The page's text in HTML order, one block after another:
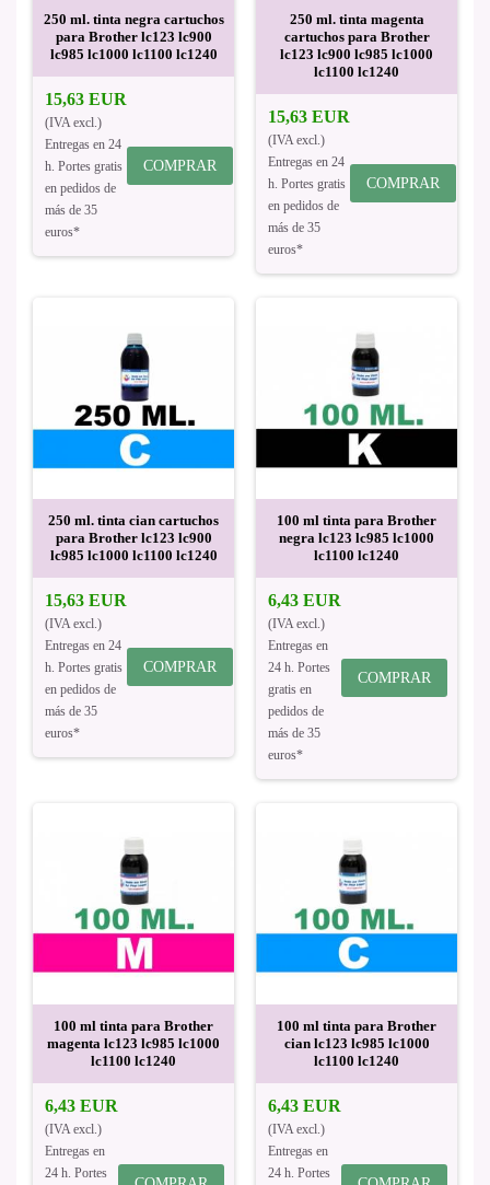
250 ml. tinta negra cartuchos
para Brother lc123 lc900
lc985 lc1000 lc1100 lc1240
15,63 EUR
(IVA excl.)
Entregas en 24
h. Portes gratis
en pedidos de
más de 35
euros*
COMPRAR
250 ml. tinta magenta
cartuchos para Brother
lc123 lc900 lc985 lc1000
lc1100 lc1240
15,63 EUR
(IVA excl.)
Entregas en 24
h. Portes gratis
en pedidos de
más de 35
euros*
COMPRAR
250 ml. tinta cian cartuchos
para Brother lc123 lc900
lc985 lc1000 lc1100 lc1240
15,63 EUR
(IVA excl.)
Entregas en 24
h. Portes gratis
en pedidos de
más de 35
euros*
COMPRAR
100 ml tinta para Brother
negra lc123 lc985 lc1000
lc1100 lc1240
6,43 EUR
(IVA excl.)
Entregas en
24 h. Portes
gratis en
pedidos de
más de 35
euros*
COMPRAR
100 ml tinta para Brother
magenta lc123 lc985 lc1000
lc1100 lc1240
6,43 EUR
(IVA excl.)
Entregas en
24 h. Portes
100 ml tinta para Brother
cian lc123 lc985 lc1000
lc1100 lc1240
6,43 EUR
(IVA excl.)
Entregas en
24 h. Portes